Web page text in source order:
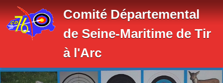
Comité Départemental
de Seine-Maritime de Tir
à l'Arc
Panneau de gestion des cookies